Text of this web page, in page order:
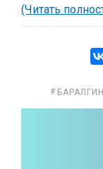
(Читать
БАРАЛГИН